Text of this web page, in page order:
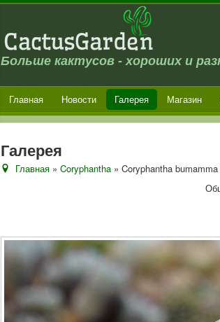
Больше кактусов - хороших и
Главная Новости Галерея Магазин
Галерея
Главная »Coryphantha » Coryphantha